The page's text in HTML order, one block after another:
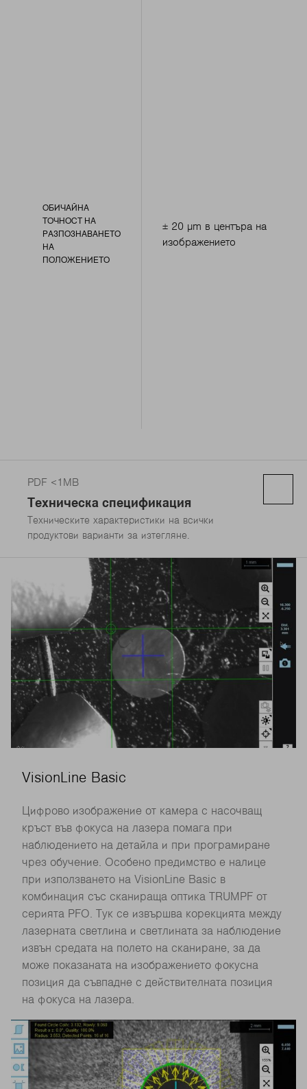
ОБИЧАЙНА
ТОЧНОСТ НА
РАЗПОЗНАВАНЕТО
НА
ПОЛОЖЕНИЕТО
± 20 μm в центъра на
изображението
PDF <1MB
Техническа спецификация
Техническите характеристики на всички
продуктови варианти за изтегляне.
VisionLine Basic
Цифрово изображение от камера с насочващ
кръст във фокуса на лазера помага при
наблюдението на детайла и при програмиране
чрез обучение. Особено предимство е налице
при използването на VisionLine Basic в
комбинация със сканираща оптика TRUMPF от
серията PFO. Тук се извършва корекцията между
лазерната светлина и светлината за наблюдение
извън средата на полето на сканиране, за да
може показаната на изображението фокусна
позиция да съвпадне с действителната позиция
на фокуса на лазера.